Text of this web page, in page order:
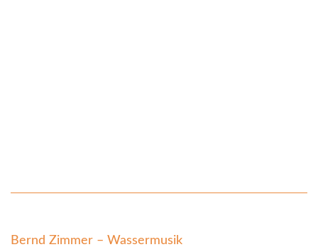
Bernd Zimmer – Wassermusik